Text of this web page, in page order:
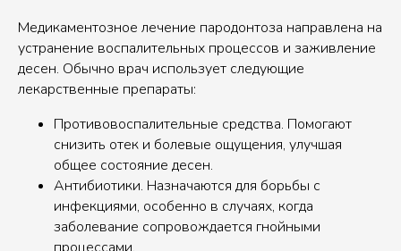
Медикаментозное лечение пародонтоза направлена на
устранение воспалительных процессов и заживление
десен. Обычно врач использует следующие
лекарственные препараты:
Противовоспалительные средства. Помогают
снизить отек и болевые ощущения, улучшая
общее состояние десен.
Антибиотики. Назначаются для борьбы с
инфекциями, особенно в случаях, когда
заболевание сопровождается гнойными